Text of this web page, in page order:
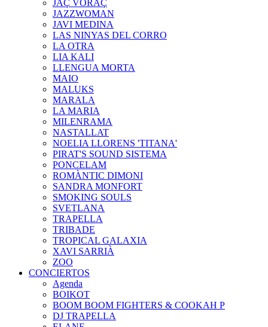
JAÇ VORAÇ
JAZZWOMAN
JAVI MEDINA
LAS NINYAS DEL CORRO
LA OTRA
LIA KALI
LLENGUA MORTA
MAIO
MALUKS
MARALA
LA MARIA
MILENRAMA
NASTALLAT
NOELIA LLORENS 'TITANA'
PIRAT'S SOUND SISTEMA
PONCELAM
ROMÀNTIC DIMONI
SANDRA MONFORT
SMOKING SOULS
SVETLANA
TRAPELLA
TRIBADE
TROPICAL GALAXIA
XAVI SARRIÀ
ZOO
CONCIERTOS
Agenda
BOIKOT
BOOM BOOM FIGHTERS & COOKAH P
DJ TRAPELLA